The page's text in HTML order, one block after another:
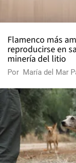
Flamenco más
reproducirse en
minería del litio
Por María del Mar